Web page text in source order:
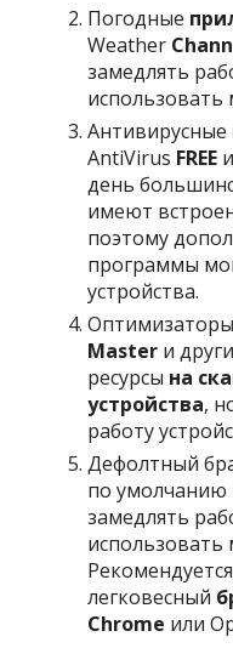
Погодные
Weather
замедлять
использовать
Антивирусные
AntiVirus FREE
день
имеют
поэтому
программы
устройства.
Оптимизаторы
Master и
ресурсы на
устройства,
работу
Дефолтный
по умолчанию
замедлять
использовать
легковесный
Chrome или